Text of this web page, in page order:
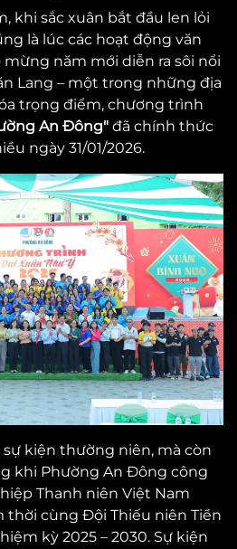
khi sắc xuân bắt đầu len lỏi
là lúc các hoạt động văn
năm mới diễn ra sôi nổi
Lang – một trong những địa
trọng điểm, chương trình
An Đông" đã chính thức
ngày 31/01/2026.
kiện thường niên, mà còn
khi Phường An Đông công
Thanh niên Việt Nam
thời cùng Đội Thiếu niên Tiền
kỳ 2025 – 2030. Sự kiện